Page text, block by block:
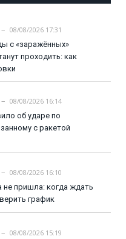
08/08/2026 17:31
с «заражённых»
проходить: как
08/08/2026 16:14
об ударе по
с ракетой
08/08/2026 16:10
не пришла: когда ждать
график
08/08/2026 15:19